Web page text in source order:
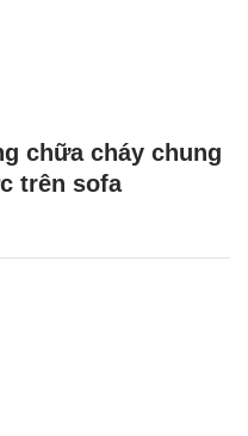
chữa cháy chung
trên sofa